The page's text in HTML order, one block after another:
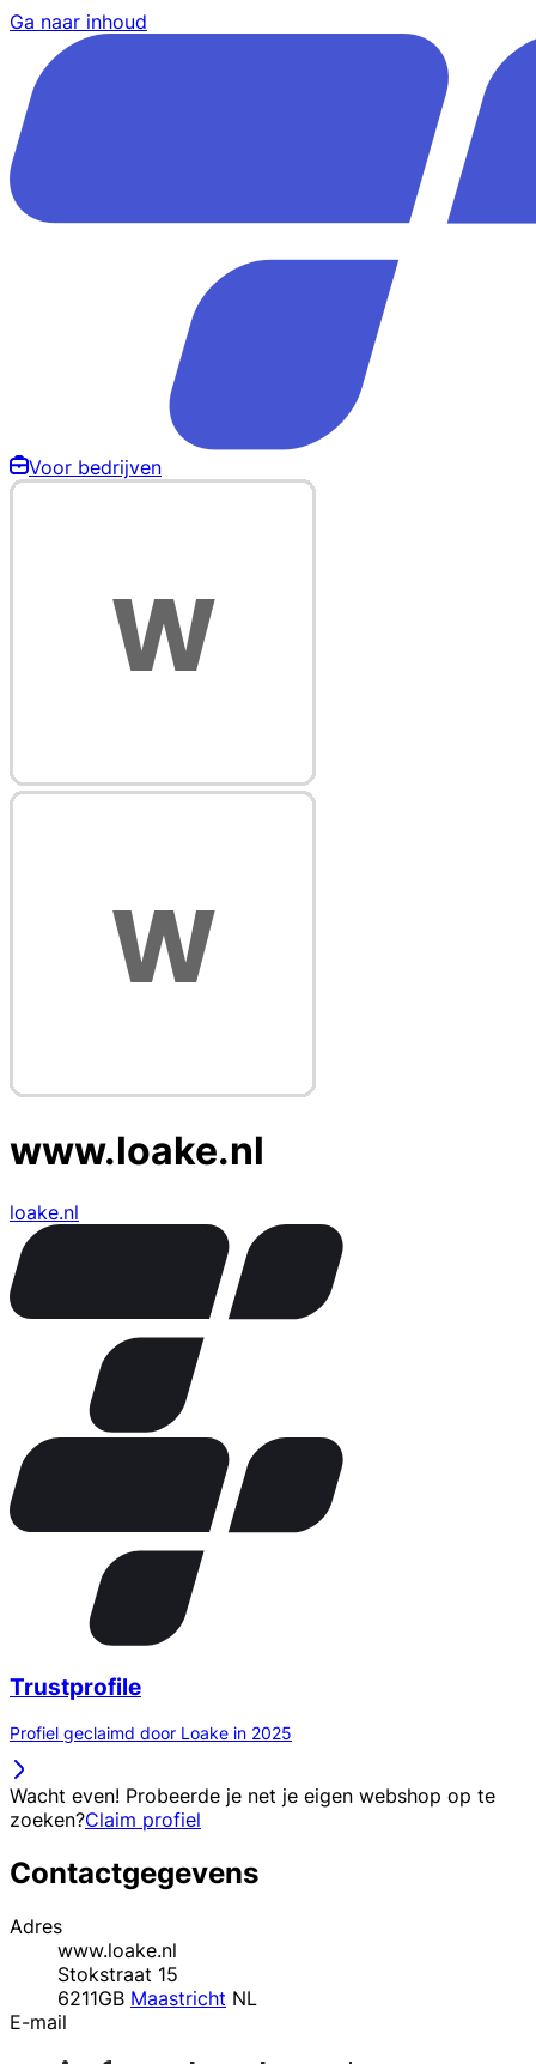
Ga naar inhoud
Voor bedrijven
www.loake.nl
loake.nl
Trustprofile
Profiel geclaimd door Loake in 2025
Wacht even! Probeerde je net je eigen webshop op te
zoeken?Claim profiel
Contactgegevens
Adres
www.loake.nl
Stokstraat 15
6211GB Maastricht NL
E-mail